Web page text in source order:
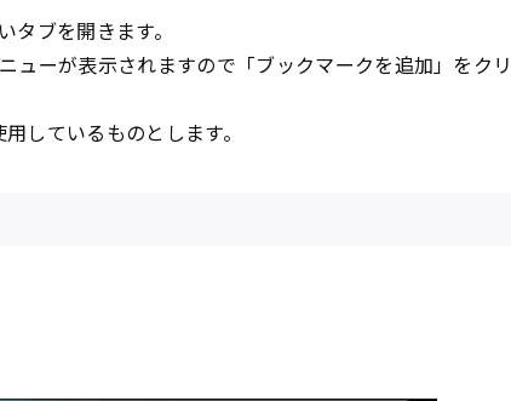
タブを開きます。
ューが表示されますので「ブックマークを追加」をクリ
しているものとします。